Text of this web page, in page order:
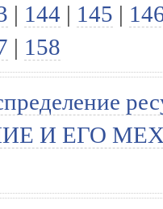
| 144 | 145 |
| 158
И ЕГО